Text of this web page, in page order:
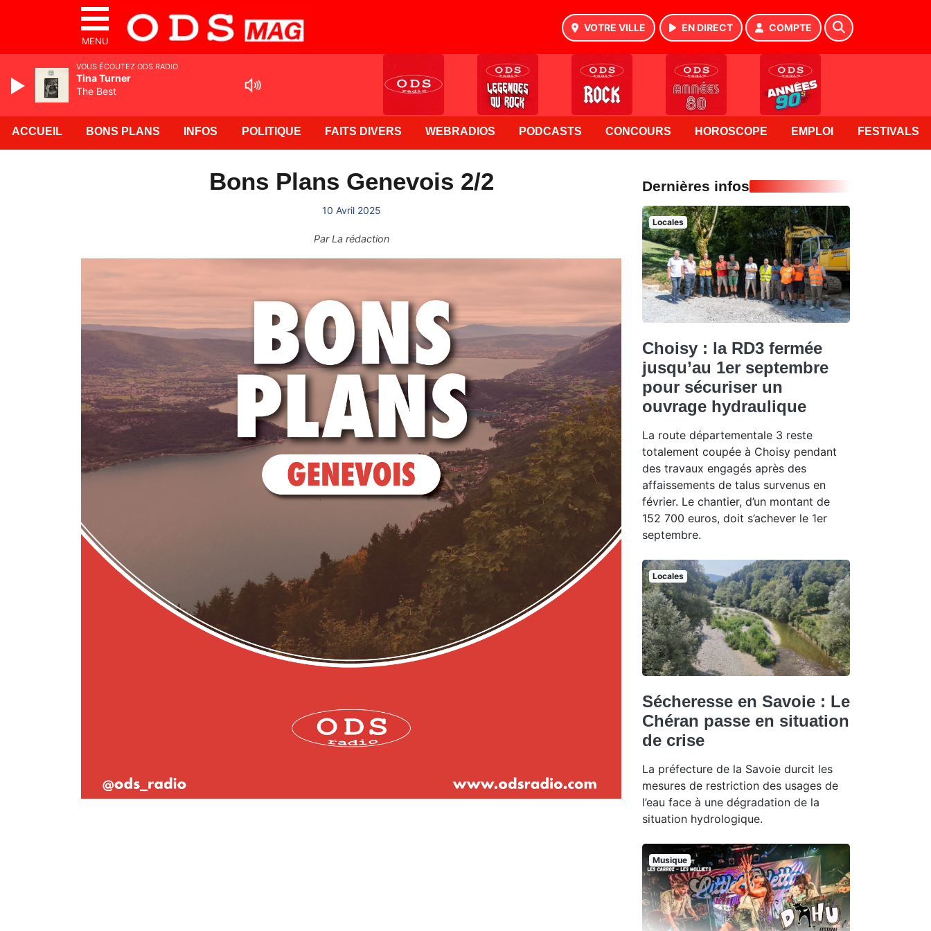
MENU
VOTRE VILLE EN DIRECT COMPTE
ACCUEIL BONS PLANS INFOS POLITIQUE FAITS DIVERS WEBRADIOS PODCASTS CONCOURS HOROSCOPE EMPLOI FESTIVALS
Bons Plans Genevois 2/2
10 Avril 2025
ParLa rédaction
Dernières infos
Locales
Choisy : la RD3 fermée
jusqu’au 1er septembre
pour sécuriser un
ouvrage hydraulique
La route départementale 3 reste
totalement coupée à Choisy pendant
des travaux engagés après des
affaissements de talus survenus en
février. Le chantier, d’un montant de
152 700 euros, doit s’achever le 1er
septembre.
Locales
Sécheresse en Savoie : Le
Chéran passe en situation
de crise
La préfecture de la Savoie durcit les
mesures de restriction des usages de
l’eau face à une dégradation de la
situation hydrologique.
Musique
VOUS ÉCOUTEZ ODS RADIO
Tina Turner
The Best